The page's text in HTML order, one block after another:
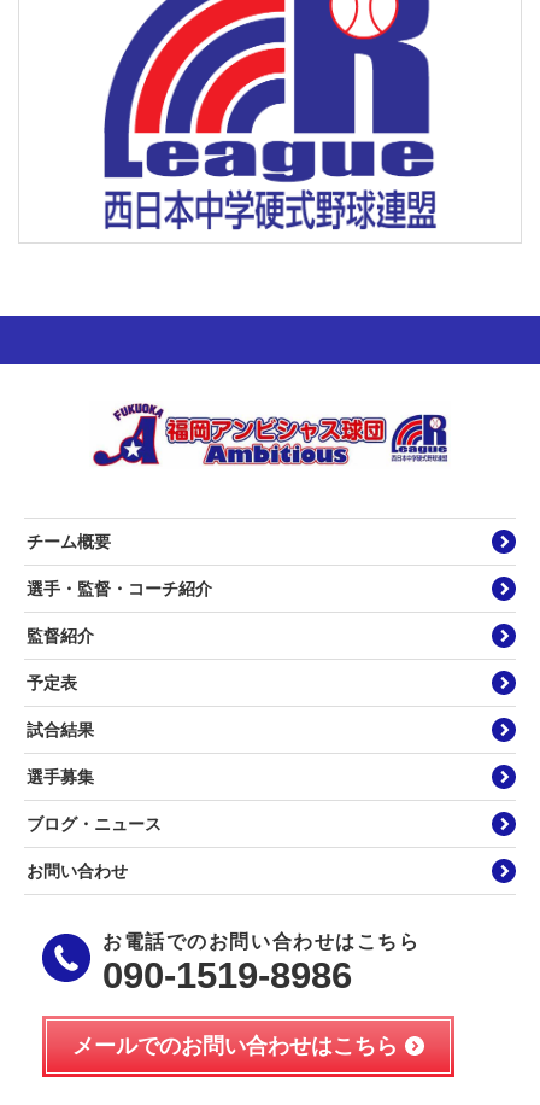
チーム概要
選手・監督・コーチ紹介
監督紹介
予定表
試合結果
選手募集
ブログ・ニュース
お問い合わせ
お電話でのお問い合わせはこちら
090-1519-8986
メールでのお問い合わせはこちら